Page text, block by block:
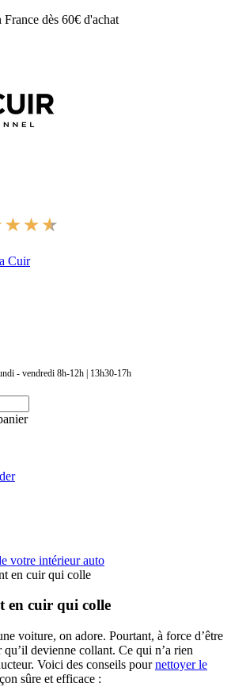
dès 60€ d'achat
Cuir
- vendredi 8h-12h | 13h30-17h
votre intérieur auto
en cuir qui colle
en cuir qui colle
voiture, on adore. Pourtant, à force d’être
devienne collant. Ce qui n’a rien
Voici des conseils pournettoyer le
sûre et efficace :